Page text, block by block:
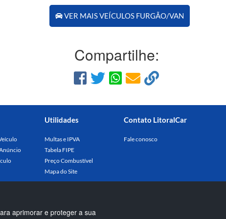
VER MAIS VEÍCULOS FURGÃO/VAN
Compartilhe:
Utilidades
Multas e IPVA
Tabela FIPE
Preço Combustível
Mapa do Site
Contato LitoralCar
Fale conosco
aprimorar e proteger a sua